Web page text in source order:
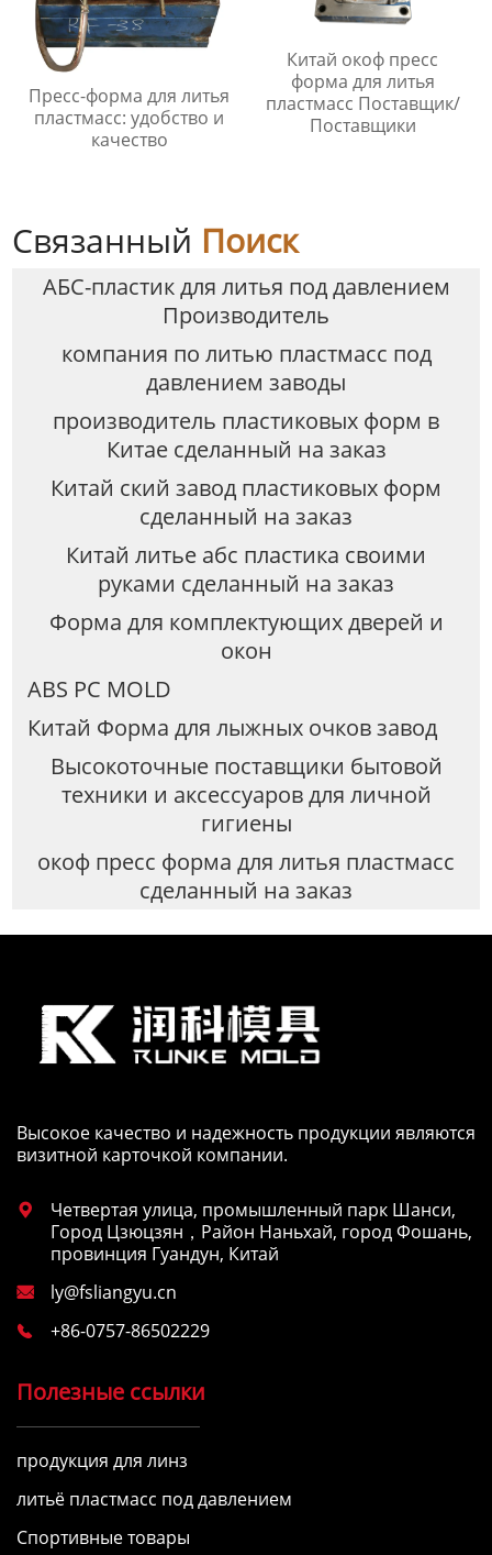
Пресс-форма для литья
пластмасс: удобство и
качество
Китай окоф пресс
форма для литья
пластмасс Поставщик/
Поставщики
Связанный Поиск
АБС-пластик для литья под давлением
Производитель
компания по литью пластмасс под
давлением заводы
производитель пластиковых форм в
Китае сделанный на заказ
Китай ский завод пластиковых форм
сделанный на заказ
Китай литье абс пластика своими
руками сделанный на заказ
Форма для комплектующих дверей и
окон
ABS PC MOLD
Китай Форма для лыжных очков завод
Высокоточные поставщики бытовой
техники и аксессуаров для личной
гигиены
окоф пресс форма для литья пластмасс
сделанный на заказ
Высокое качество и надежность продукции являются
визитной карточкой компании.

Четвертая улица, промышленный парк Шанси,
Город Цзюцзян，Район Наньхай, город Фошань,
провинция Гуандун, Китай
 ly@fsliangyu.cn
 +86-0757-86502229
Полезные ссылки
продукция для линз
литьё пластмасс под давлением
Спортивные товары